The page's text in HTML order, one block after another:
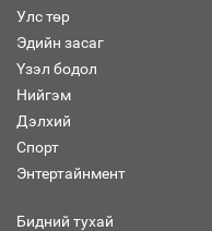
Улс төр
Эдийн засаг
Үзэл бодол
Нийгэм
Дэлхий
Спорт
Энтертайнмент
Бидний тухай